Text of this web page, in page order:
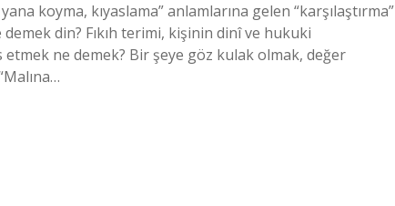
koyma, kıyaslama” anlamlarına gelen “karşılaştırma”
din? Fıkıh terimi, kişinin dinî ve hukuki
ne demek? Bir şeye göz kulak olmak, değer